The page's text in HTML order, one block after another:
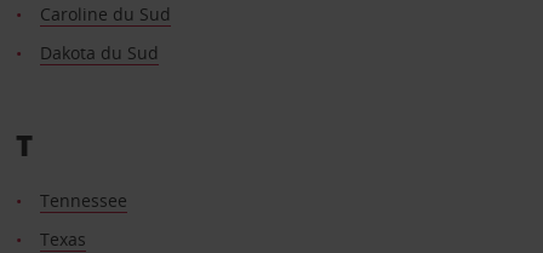
Caroline du Sud
Dakota du Sud
T
Tennessee
Texas